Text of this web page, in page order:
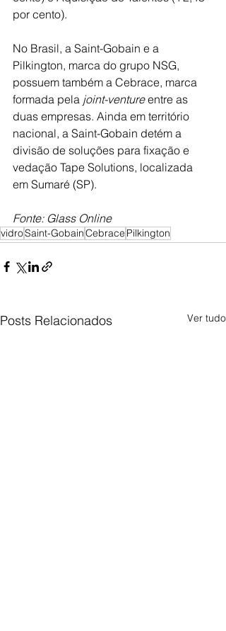
por cento).
No Brasil, a Saint-Gobain e a
Pilkington, marca do grupo NSG,
possuem também a Cebrace, marca
formada pela joint-venture entre as
duas empresas. Ainda em território
nacional, a Saint-Gobain detém a
divisão de soluções para fixação e
vedação Tape Solutions, localizada
em Sumaré (SP).
Fonte: Glass Online
vidroSaint-GobainCebrace Pilkington
Posts Relacionados Ver tudo